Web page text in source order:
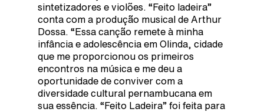
sintetizadores e violões. “Feito ladeira”
conta com a produção musical de Arthur
Dossa. “Essa canção remete à minha
infância e adolescência em Olinda, cidade
que me proporcionou os primeiros
encontros na música e me deu a
oportunidade de conviver com a
diversidade cultural pernambucana em
sua essência. “Feito Ladeira” foi feita para